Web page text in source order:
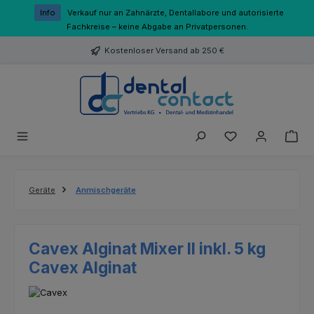
Zum Hauptinhalt springen
Info
Verkauf nur an Zahnärzte, Dentallabore und autorisierte
Fachkreise – keine Abgabe an Privatpersonen.
Kostenloser Versand ab 250 €
Du hast 0
Geräte Anmischgeräte
Cavex Alginat Mixer II inkl. 5 kg
Cavex Alginat